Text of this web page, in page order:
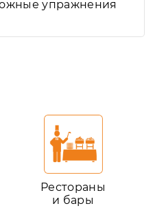
упражнения
Рестораны
и бары